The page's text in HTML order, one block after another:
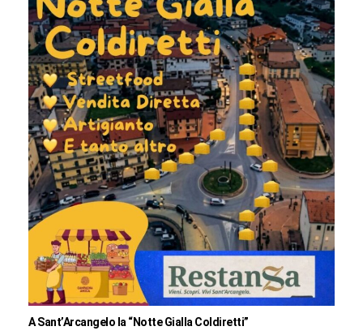
A Sant’Arcangelo la “Notte Gialla Coldiretti”